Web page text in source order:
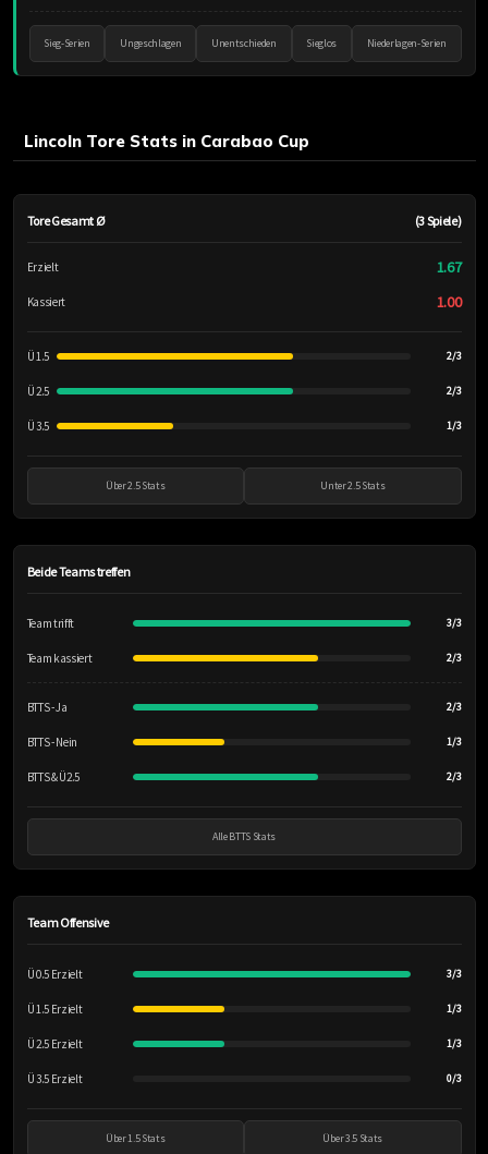
Sieg-Serien Ungeschlagen Unentschieden Sieglos Niederlagen-Serien
Lincoln Tore Stats in Carabao Cup
Tore Gesamt Ø (3 Spiele)
Erzielt 1.67
Kassiert 1.00
Ü 1.5 2/3
Ü 2.5 2/3
Ü 3.5 1/3
Über 2.5 Stats Unter 2.5 Stats
Beide Teams treffen
Team trifft 3/3
Team kassiert 2/3
BTTS - Ja 2/3
BTTS - Nein 1/3
BTTS & Ü2.5 2/3
Alle BTTS Stats
Team Offensive
Ü 0.5 Erzielt 3/3
Ü 1.5 Erzielt 1/3
Ü 2.5 Erzielt 1/3
Ü 3.5 Erzielt 0/3
Über 1.5 Stats Über 3.5 Stats